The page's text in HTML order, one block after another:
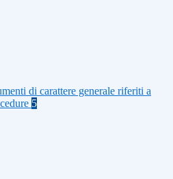
di carattere generale riferiti a
5